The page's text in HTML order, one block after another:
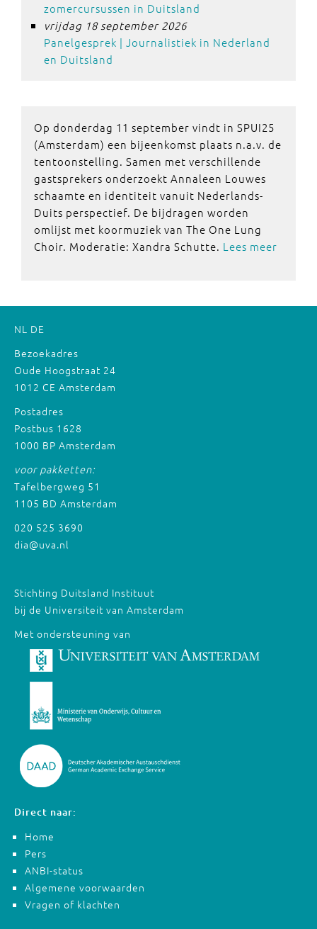
zomercursussen in Duitsland
vrijdag 18 september 2026
Panelgesprek | Journalistiek in Nederland
en Duitsland
Op donderdag 11 september vindt in SPUI25
(Amsterdam) een bijeenkomst plaats n.a.v. de
tentoonstelling. Samen met verschillende
gastsprekers onderzoekt Annaleen Louwes
schaamte en identiteit vanuit Nederlands-
Duits perspectief. De bijdragen worden
omlijst met koormuziek van The One Lung
Choir. Moderatie: Xandra Schutte. Lees meer
NL DE
Bezoekadres
Oude Hoogstraat 24
1012 CE Amsterdam
Postadres
Postbus 1628
1000 BP Amsterdam
voor pakketten:
Tafelbergweg 51
1105 BD Amsterdam
020 525 3690
dia@uva.nl
Stichting Duitsland Instituut
bij de Universiteit van Amsterdam
Met ondersteuning van
Direct naar:
Home
Pers
ANBI-status
Algemene voorwaarden
Vragen of klachten